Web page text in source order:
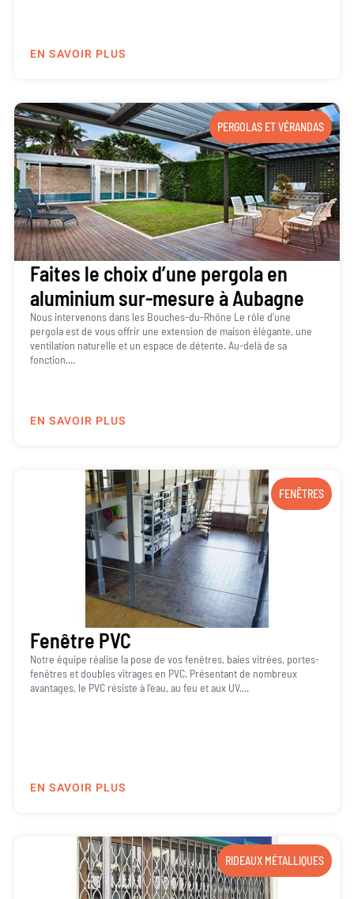
EN SAVOIR PLUS
PERGOLAS ET VÉRANDAS
Faites le choix d’une pergola en
aluminium sur-mesure à Aubagne
Nous intervenons dans les Bouches-du-Rhône Le rôle d’une
pergola est de vous offrir une extension de maison élégante, une
ventilation naturelle et un espace de détente. Au-delà de sa
fonction,...
EN SAVOIR PLUS
FENÊTRES
Fenêtre PVC
Notre équipe réalise la pose de vos fenêtres, baies vitrées, portes-
fenêtres et doubles vitrages en PVC. Présentant de nombreux
avantages, le PVC résiste à l’eau, au feu et aux UV....
EN SAVOIR PLUS
RIDEAUX MÉTALLIQUES